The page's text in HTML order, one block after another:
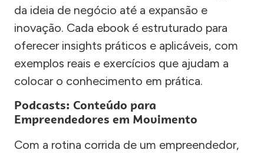
da ideia de negócio até a expansão e
inovação. Cada ebook é estruturado para
oferecer insights práticos e aplicáveis, com
exemplos reais e exercícios que ajudam a
colocar o conhecimento em prática.
Podcasts: Conteúdo para
Empreendedores em Movimento
Com a rotina corrida de um empreendedor,